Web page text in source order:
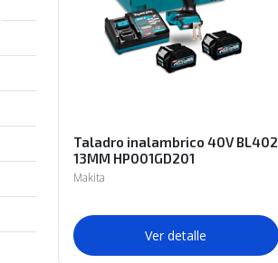
Taladro inalambrico 40V BL402
13MM HP001GD201
Makita
Ver detalle